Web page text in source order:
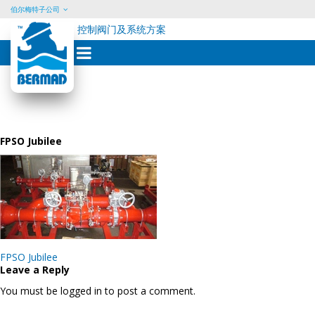
Skip
content
伯尔梅特子公司
控制阀门及系统方案
FPSO Jubilee
Post
navigation
FPSO Jubilee
Leave a Reply
You must be logged in to post a comment.